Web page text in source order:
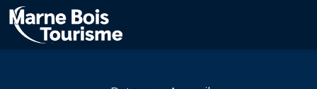
Aller
au
contenu
principal